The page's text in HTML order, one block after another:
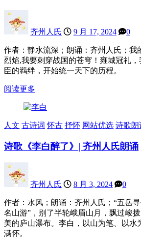
齐州人氏 9 月 17, 2024 0
作者：静水流深；朗诵：齐州人氏；我
烈焰,我要刺穿战国的苍穹！雍城冠礼
臣的羁绊，开始统一天下的历程。
阅读更多
人文 古诗词 怀古 抒怀 网站优选 诗歌朗
诗歌《李白醉了》| 齐州人氏朗诵
齐州人氏 8 月 3, 2024 0
作者：水风；朗诵：齐州人氏；“五岳
名山游”，别了半轮峨眉山月，飘过峻
美的庐山瀑布。李白，以山为笔、以水
满怀。